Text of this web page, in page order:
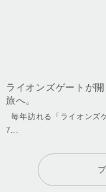
ライオンズゲートが
旅へ。
毎年訪れる「ライオンズ
7...